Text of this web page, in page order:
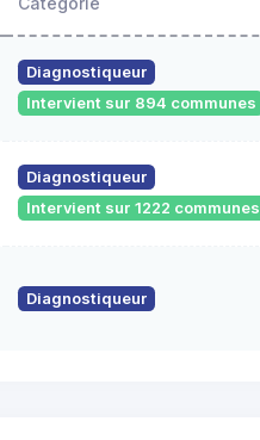
Diagnostiqueur
Intervient sur 894 communes
Diagnostiqueur
Intervient sur 1222 communes
Diagnostiqueur